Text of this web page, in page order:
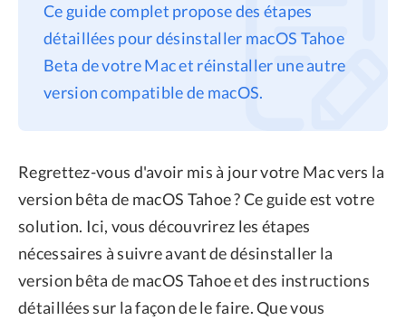
Confidentialité
Conditions générales
Politique de
remboursement
Ce guide complet propose des étapes
détaillées pour désinstaller macOS Tahoe
Beta de votre Mac et réinstaller une autre
version compatible de macOS.
Regrettez-vous d'avoir mis à jour votre Mac vers la
version bêta de macOS Tahoe ? Ce guide est votre
solution. Ici, vous découvrirez les étapes
nécessaires à suivre avant de désinstaller la
version bêta de macOS Tahoe et des instructions
détaillées sur la façon de le faire. Que vous